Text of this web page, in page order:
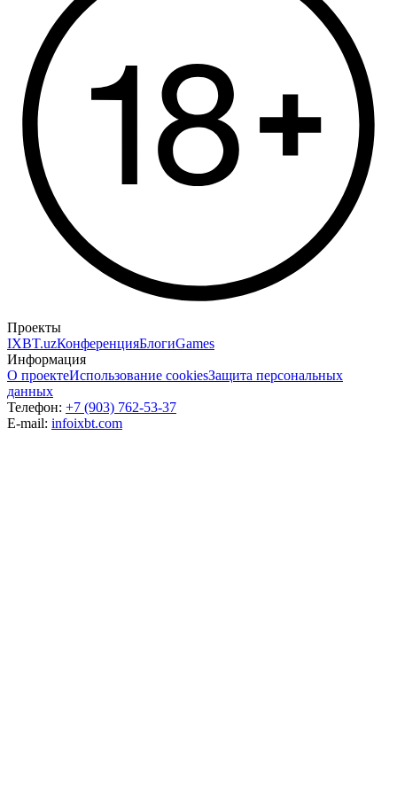
Проекты
IXBT.uzКонференцияБлогиGames
Информация
О проектеИспользование cookiesЗащита персональных
данных
Телефон: +7 (903) 762-53-37
E-mail: infoixbt.com